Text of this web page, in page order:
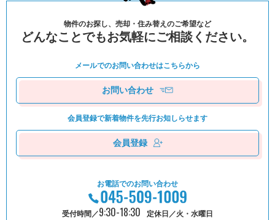
物件のお探し、売却・住み替えのご希望など
どんなことでもお気軽にご相談ください。
メールでのお問い合わせはこちらから
お問い合わせ
会員登録で新着物件を先⾏お知しらせます
会員登録
お電話でのお問い合わせ
受付時間／9:30-18:30 定休日／火・水曜日